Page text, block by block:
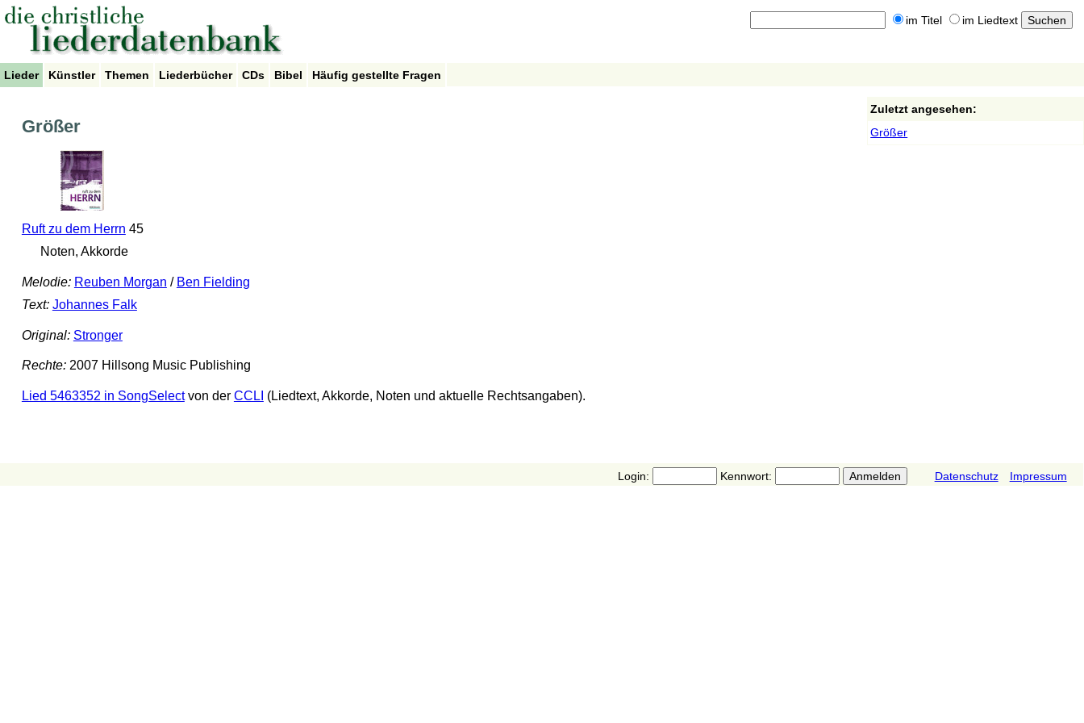
im Titel im Liedtext
Lieder Künstler Themen Liederbücher CDs Bibel Häufig gestellte Fragen
Größer
Ruft zu dem Herrn 45
Noten, Akkorde
Melodie: Reuben Morgan / Ben Fielding
Text: Johannes Falk
Original: Stronger
Rechte:2007 Hillsong Music Publishing
Lied 5463352 in SongSelectvon der CCLI (Liedtext, Akkorde, Noten und aktuelle Rechtsangaben).
Zuletzt angesehen:
Größer
Login: Kennwort: Datenschutz Impressum